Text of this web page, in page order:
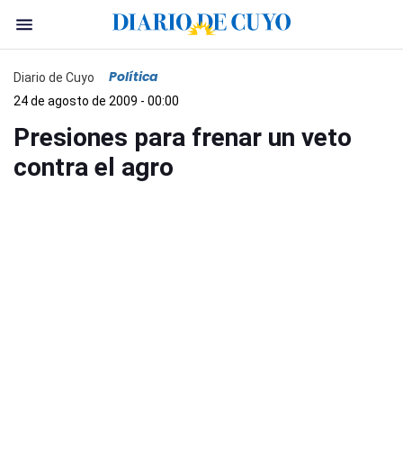
Diario de Cuyo Política
24 de agosto de 2009 - 00:00
Presiones para frenar un veto
contra el agro